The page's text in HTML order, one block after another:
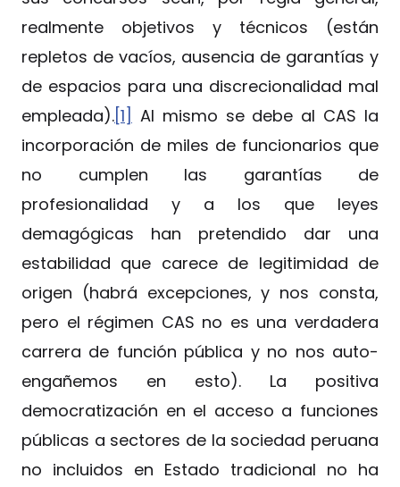
realmente objetivos y técnicos (están
repletos de vacíos, ausencia de garantías y
de espacios para una discrecionalidad mal
empleada).[1] Al mismo se debe al CAS la
incorporación de miles de funcionarios que
no cumplen las garantías de
profesionalidad y a los que leyes
demagógicas han pretendido dar una
estabilidad que carece de legitimidad de
origen (habrá excepciones, y nos consta,
pero el régimen CAS no es una verdadera
carrera de función pública y no nos auto-
engañemos en esto). La positiva
democratización en el acceso a funciones
públicas a sectores de la sociedad peruana
no incluidos en Estado tradicional no ha